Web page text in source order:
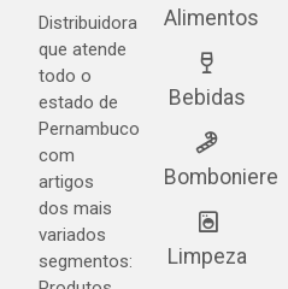
Distribuidora
que atende
todo o
estado de
Pernambuco
com
artigos
dos mais
variados
segmentos:
Alimentos
Bebidas
Bomboniere
Limpeza